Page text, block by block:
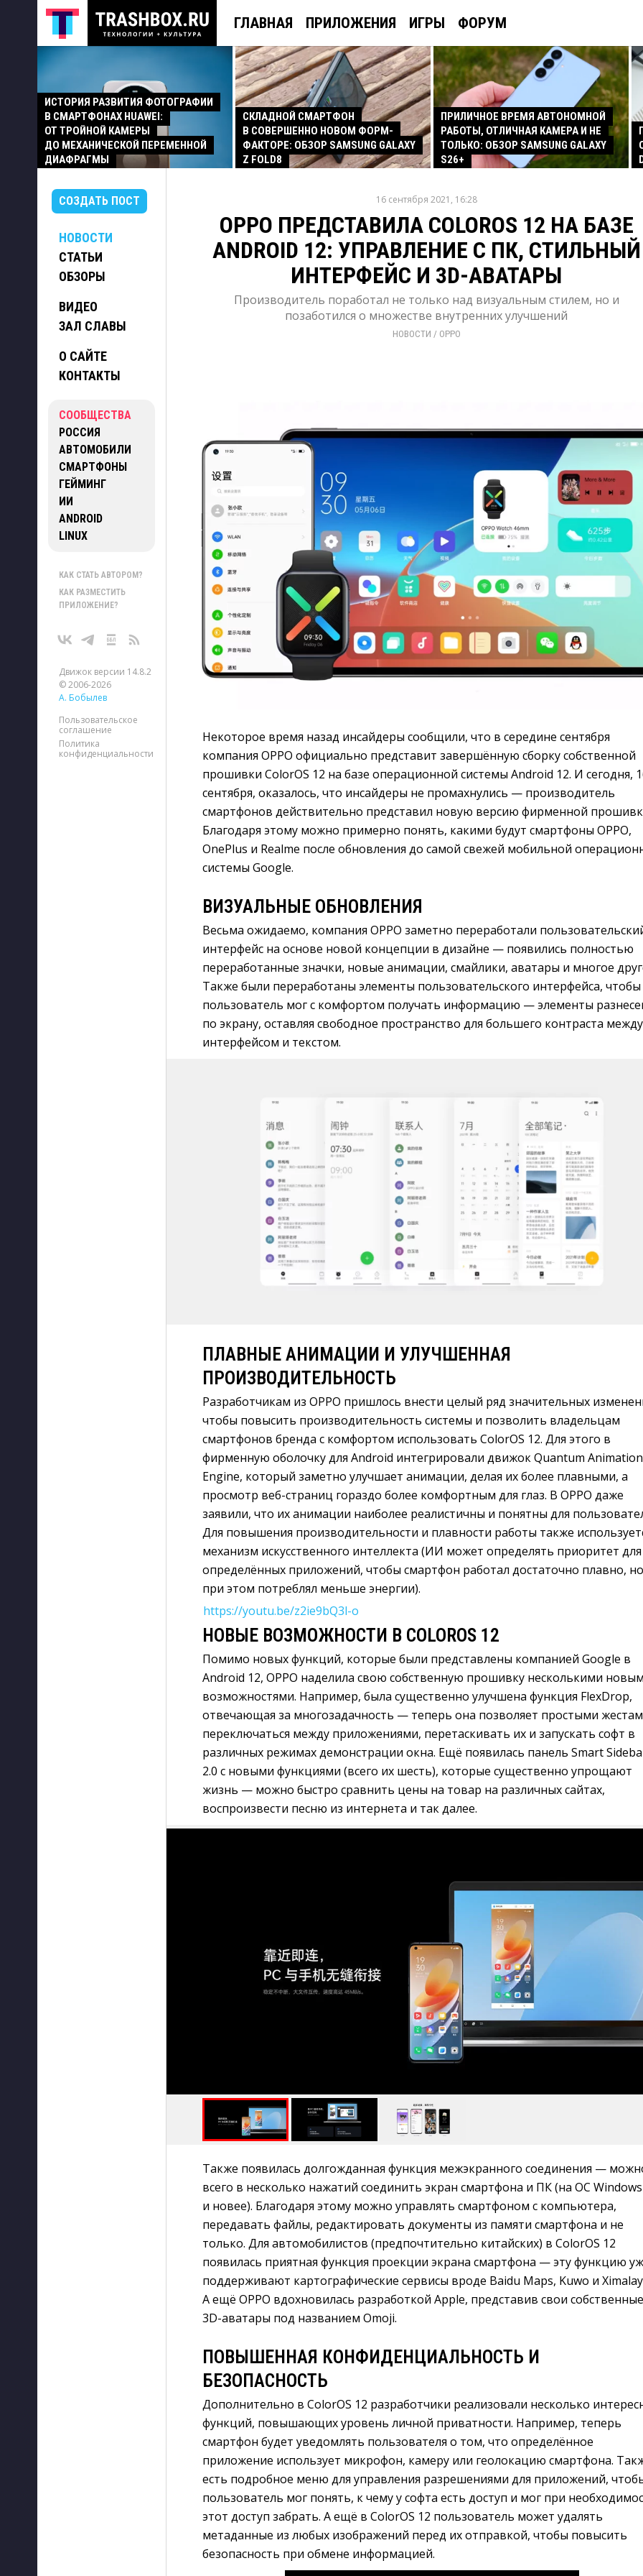
ГЛАВНАЯ ПРИЛОЖЕНИЯ ИГРЫ ФОРУМ
ИСТОРИЯ РАЗВИТИЯ ФОТОГРАФИИ
В СМАРТФОНАХ HUAWEI:
ОТ ТРОЙНОЙ КАМЕРЫ
ДО МЕХАНИЧЕСКОЙ ПЕРЕМЕННОЙ
ДИАФРАГМЫ
СКЛАДНОЙ СМАРТФОН
В СОВЕРШЕННО НОВОМ ФОРМ-
ФАКТОРЕ: ОБЗОР SAMSUNG GALAXY
Z FOLD8
ПРИЛИЧНОЕ ВРЕМЯ АВТОНОМНОЙ
РАБОТЫ, ОТЛИЧНАЯ КАМЕРА И НЕ
ТОЛЬКО: ОБЗОР SAMSUNG GALAXY
S26+
СОЗДАТЬ ПОСТ
НОВОСТИ
СТАТЬИ
ОБЗОРЫ
ВИДЕО
ЗАЛ СЛАВЫ
О САЙТЕ
КОНТАКТЫ
СООБЩЕСТВА
РОССИЯ
АВТОМОБИЛИ
СМАРТФОНЫ
ГЕЙМИНГ
ИИ
ANDROID
LINUX
КАК СТАТЬ АВТОРОМ?
КАК РАЗМЕСТИТЬ
ПРИЛОЖЕНИЕ?
Движок версии 14.8.2
© 2006-2026
А. Бобылев
Пользовательское
соглашение
Политика
конфиденциальности
16 сентября 2021, 16:28
OPPO ПРЕДСТАВИЛА COLOROS 12 НА БАЗЕ
ANDROID 12: УПРАВЛЕНИЕ С ПК, СТИЛЬНЫЙ
ИНТЕРФЕЙС И 3D-АВАТАРЫ
Производитель поработал не только над визуальным стилем, но и
позаботился о множестве внутренних улучшений
НОВОСТИ / OPPO
Некоторое время назад инсайдеры сообщили, что в середине сентября
компания OPPO официально представит завершённую сборку собственной
прошивки ColorOS 12 на базе операционной системы Android 12. И сегодня,
сентября, оказалось, что инсайдеры не промахнулись — производитель
смартфонов действительно представил новую версию фирменной
Благодаря этому можно примерно понять, какими будут смартфоны OPPO,
OnePlus и Realme после обновления до самой свежей мобильной
системы Google.
ВИЗУАЛЬНЫЕ ОБНОВЛЕНИЯ
Весьма ожидаемо, компания OPPO заметно переработали
интерфейс на основе новой концепции в дизайне — появились полностью
переработанные значки, новые анимации, смайлики, аватары и многое
Также были переработаны элементы пользовательского интерфейса, чтобы
пользователь мог с комфортом получать информацию — элементы
по экрану, оставляя свободное пространство для большего контраста между
интерфейсом и текстом.
ПЛАВНЫЕ АНИМАЦИИ И УЛУЧШЕННАЯ
ПРОИЗВОДИТЕЛЬНОСТЬ
Разработчикам из OPPO пришлось внести целый ряд значительных
чтобы повысить производительность системы и позволить владельцам
смартфонов бренда с комфортом использовать ColorOS 12. Для этого в
фирменную оболочку для Android интегрировали движок Quantum Animation
Engine, который заметно улучшает анимации, делая их более плавными, а
просмотр веб-страниц гораздо более комфортным для глаз. В OPPO даже
заявили, что их анимации наиболее реалистичны и понятны для
Для повышения производительности и плавности работы также
механизм искусственного интеллекта (ИИ может определять приоритет для
определённых приложений, чтобы смартфон работал достаточно плавно, но
при этом потреблял меньше энергии).
https://youtu.be/z2ie9bQ3l-o
НОВЫЕ ВОЗМОЖНОСТИ В COLOROS 12
Помимо новых функций, которые были представлены компанией Google в
Android 12, OPPO наделила свою собственную прошивку несколькими
возможностями. Например, была существенно улучшена функция FlexDrop,
отвечающая за многозадачность — теперь она позволяет простыми
переключаться между приложениями, перетаскивать их и запускать софт в
различных режимах демонстрации окна. Ещё появилась панель Smart
2.0 с новыми функциями (всего их шесть), которые существенно упрощают
жизнь — можно быстро сравнить цены на товар на различных сайтах,
воспроизвести песню из интернета и так далее.
Также появилась долгожданная функция межэкранного соединения —
всего в несколько нажатий соединить экран смартфона и ПК (на ОС
и новее). Благодаря этому можно управлять смартфоном с компьютера,
передавать файлы, редактировать документы из памяти смартфона и не
только. Для автомобилистов (предпочтительно китайских) в ColorOS 12
появилась приятная функция проекции экрана смартфона — эту функцию
поддерживают картографические сервисы вроде Baidu Maps, Kuwo и
А ещё OPPO вдохновилась разработкой Apple, представив свои собственные
3D-аватары под названием Omoji.
ПОВЫШЕННАЯ КОНФИДЕНЦИАЛЬНОСТЬ И
БЕЗОПАСНОСТЬ
Дополнительно в ColorOS 12 разработчики реализовали несколько
функций, повышающих уровень личной приватности. Например, теперь
смартфон будет уведомлять пользователя о том, что определённое
приложение использует микрофон, камеру или геолокацию смартфона.
есть подробное меню для управления разрешениями для приложений,
пользователь мог понять, к чему у софта есть доступ и мог при
этот доступ забрать. А ещё в ColorOS 12 пользователь может удалять
метаданные из любых изображений перед их отправкой, чтобы повысить
безопасность при обмене информацией.